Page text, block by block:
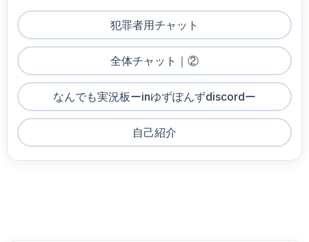
犯罪者用チャット
全体チャット｜②
なんでも実況板ーinゆずぽんずdiscordー
自己紹介